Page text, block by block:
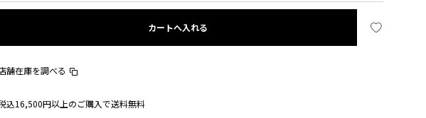
カートへ入れる
舗在庫を調べる
込16,500円以上のご購入で送料無料